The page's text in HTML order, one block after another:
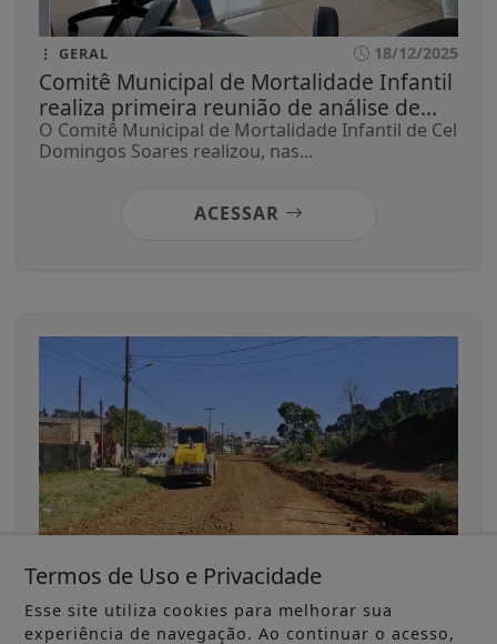
GERAL 18/12/2025
Comitê Municipal de Mortalidade Infantil
realiza primeira reunião de análise de...
O Comitê Municipal de Mortalidade Infantil de Cel
Domingos Soares realizou, nas...
ACESSAR
GERAL 18/12/2025
Aproveitando tempo firme,
Termos de Uso e Privacidade
Esse site utiliza cookies para melhorar sua
experiência de navegação. Ao continuar o acesso,